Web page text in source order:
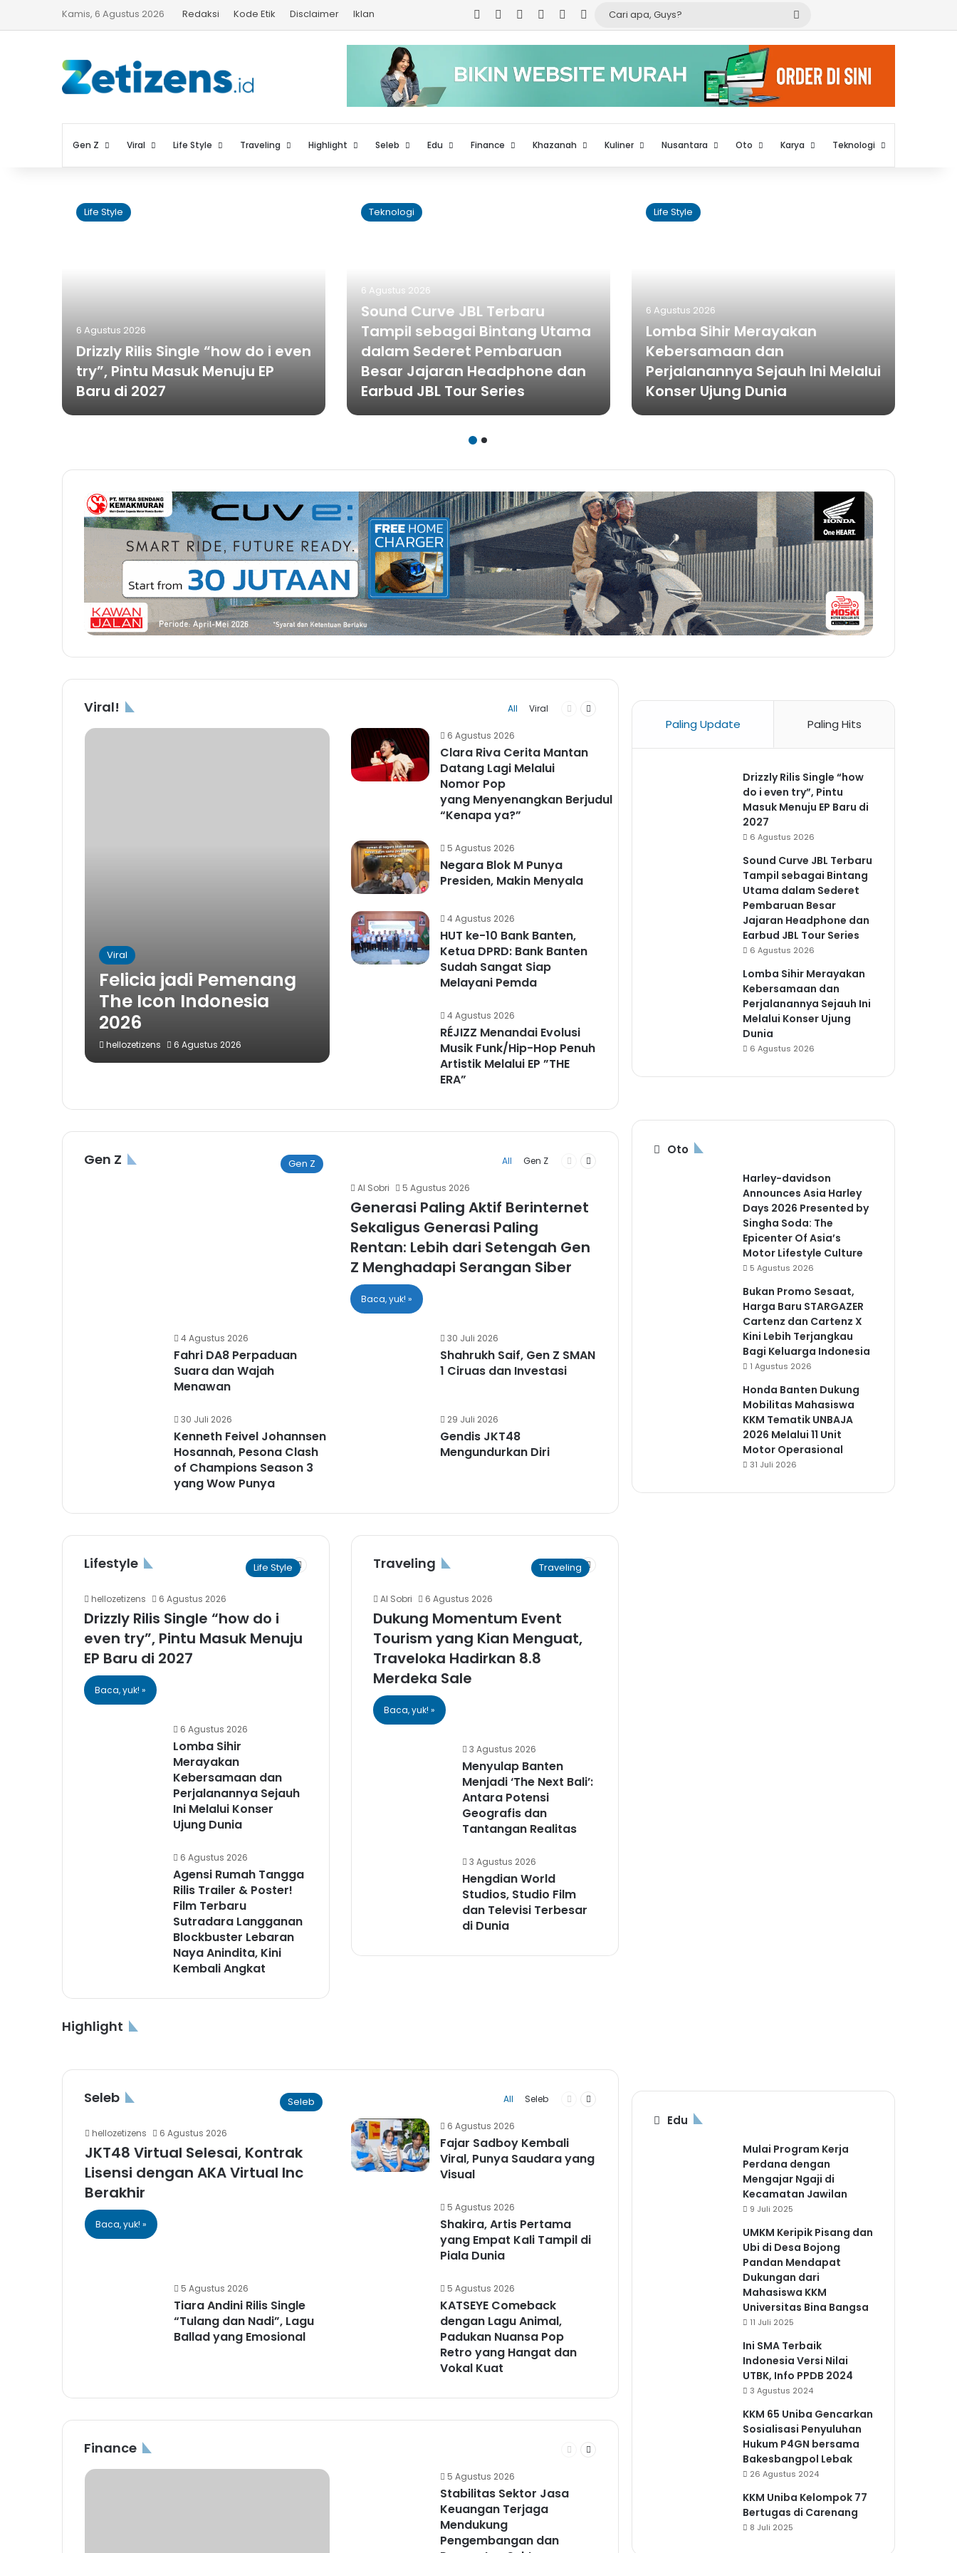
Kamis, 6 Agustus 2026 Redaksi Kode Etik Disclaimer Iklan FacebookYouTubeInstagram
TikTokLog In
Guys?
Gen Z Viral Life Style Traveling Highlight Seleb Edu Finance Khazanah Kuliner Nusantara Oto Karya Teknologi
Life Style
6 Agustus 2026
Drizzly Rilis Single “how do i even
try”, Pintu Masuk Menuju EP
Baru di 2027
Teknologi
6 Agustus 2026
Sound Curve JBL Terbaru
Tampil sebagai Bintang Utama
dalam Sederet Pembaruan
Besar Jajaran Headphone dan
Earbud JBL Tour Series
Life Style
6 Agustus 2026
Lomba Sihir Merayakan
Kebersamaan dan
Perjalanannya Sejauh Ini Melalui
Konser Ujung Dunia
Viral! All Viral
Previous
Next
Viral
Felicia jadi Pemenang
The Icon Indonesia
2026
hellozetizens 6 Agustus 2026
6 Agustus 2026
Clara Riva Cerita Mantan
Datang Lagi Melalui
Nomor Pop
yang Menyenangkan Berjudul
“Kenapa ya?”
5 Agustus 2026
Negara Blok M Punya
Presiden, Makin Menyala
4 Agustus 2026
HUT ke-10 Bank Banten,
Ketua DPRD: Bank Banten
Sudah Sangat Siap
Melayani Pemda
4 Agustus 2026
RÉJIZZ Menandai Evolusi
Musik Funk/Hip-Hop Penuh
Artistik Melalui EP ”THE
ERA”
Gen Z All Gen Z
Previous
Next
Gen Z
Al Sobri 5 Agustus 2026
Generasi Paling Aktif Berinternet
Sekaligus Generasi Paling
Rentan: Lebih dari Setengah Gen
Z Menghadapi Serangan Siber
Baca, yuk! »
4 Agustus 2026
Fahri DA8 Perpaduan
Suara dan Wajah
Menawan
30 Juli 2026
Shahrukh Saif, Gen Z SMAN
1 Ciruas dan Investasi
30 Juli 2026
Kenneth Feivel Johannsen
Hosannah, Pesona Clash
of Champions Season 3
yang Wow Punya
29 Juli 2026
Gendis JKT48
Mengundurkan Diri
Lifestyle
Previous
page
Next
Life Style
hellozetizens 6 Agustus 2026
Drizzly Rilis Single “how do i
even try”, Pintu Masuk Menuju
EP Baru di 2027
Baca, yuk! »
6 Agustus 2026
Lomba Sihir
Merayakan
Kebersamaan dan
Perjalanannya Sejauh
Ini Melalui Konser
Ujung Dunia
6 Agustus 2026
Agensi Rumah Tangga
Rilis Trailer & Poster!
Film Terbaru
Sutradara Langganan
Blockbuster Lebaran
Naya Anindita, Kini
Kembali Angkat
Traveling
Previous
page
Next
Traveling
Al Sobri 6 Agustus 2026
Dukung Momentum Event
Tourism yang Kian Menguat,
Traveloka Hadirkan 8.8
Merdeka Sale
Baca, yuk! »
3 Agustus 2026
Menyulap Banten
Menjadi ‘The Next Bali’:
Antara Potensi
Geografis dan
Tantangan Realitas
3 Agustus 2026
Hengdian World
Studios, Studio Film
dan Televisi Terbesar
di Dunia
Paling Update Paling Hits
Drizzly Rilis Single “how
do i even try”, Pintu
Masuk Menuju EP Baru di
2027
6 Agustus 2026
Sound Curve JBL Terbaru
Tampil sebagai Bintang
Utama dalam Sederet
Pembaruan Besar
Jajaran Headphone dan
Earbud JBL Tour Series
6 Agustus 2026
Lomba Sihir Merayakan
Kebersamaan dan
Perjalanannya Sejauh Ini
Melalui Konser Ujung
Dunia
6 Agustus 2026
Oto
Harley-davidson
Announces Asia Harley
Days 2026 Presented by
Singha Soda: The
Epicenter Of Asia’s
Motor Lifestyle Culture
5 Agustus 2026
Bukan Promo Sesaat,
Harga Baru STARGAZER
Cartenz dan Cartenz X
Kini Lebih Terjangkau
Bagi Keluarga Indonesia
1 Agustus 2026
Honda Banten Dukung
Mobilitas Mahasiswa
KKM Tematik UNBAJA
2026 Melalui 11 Unit
Motor Operasional
31 Juli 2026
Highlight
6 Agustus 2026
4 Agustus 2026
Seleb All Seleb
Previous
Next
Seleb
hellozetizens 6 Agustus 2026
JKT48 Virtual Selesai, Kontrak
Lisensi dengan AKA Virtual Inc
Berakhir
Baca, yuk! »
6 Agustus 2026
Fajar Sadboy Kembali
Viral, Punya Saudara yang
Visual
5 Agustus 2026
Shakira, Artis Pertama
yang Empat Kali Tampil di
Piala Dunia
5 Agustus 2026
Tiara Andini Rilis Single
“Tulang dan Nadi”, Lagu
Ballad yang Emosional
5 Agustus 2026
KATSEYE Comeback
dengan Lagu Animal,
Padukan Nuansa Pop
Retro yang Hangat dan
Vokal Kuat
Finance
Previous
Next
5 Agustus 2026
Stabilitas Sektor Jasa
Keuangan Terjaga
Mendukung
Pengembangan dan
Edu
Mulai Program Kerja
Perdana dengan
Mengajar Ngaji di
Kecamatan Jawilan
9 Juli 2025
UMKM Keripik Pisang dan
Ubi di Desa Bojong
Pandan Mendapat
Dukungan dari
Mahasiswa KKM
Universitas Bina Bangsa
11 Juli 2025
Ini SMA Terbaik
Indonesia Versi Nilai
UTBK, Info PPDB 2024
3 Agustus 2024
KKM 65 Uniba Gencarkan
Sosialisasi Penyuluhan
Hukum P4GN bersama
Bakesbangpol Lebak
26 Agustus 2024
KKM Uniba Kelompok 77
Bertugas di Carenang
8 Juli 2025